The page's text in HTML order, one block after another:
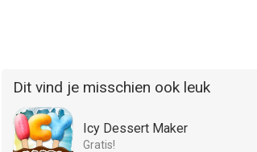
Dit vind je misschien ook leuk
Icy Dessert Maker
Gratis!